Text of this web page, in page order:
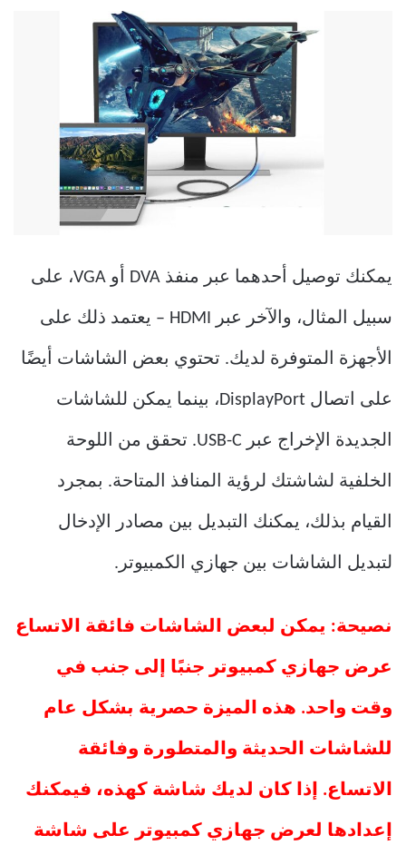
يمكنك توصيل أحدهما عبر منفذ DVA أو VGA، على
سبيل المثال، والآخر عبر HDMI – يعتمد ذلك على
الأجهزة المتوفرة لديك. تحتوي بعض الشاشات أيضًا
على اتصال DisplayPort، بينما يمكن للشاشات
الجديدة الإخراج عبر USB-C. تحقق من اللوحة
الخلفية لشاشتك لرؤية المنافذ المتاحة. بمجرد
القيام بذلك، يمكنك التبديل بين مصادر الإدخال
لتبديل الشاشات بين جهازي الكمبيوتر.
نصيحة: يمكن لبعض الشاشات فائقة الاتساع
عرض جهازي كمبيوتر جنبًا إلى جنب في
وقت واحد. هذه الميزة حصرية بشكل عام
للشاشات الحديثة والمتطورة وفائقة
الاتساع. إذا كان لديك شاشة كهذه، فيمكنك
إعدادها لعرض جهازي كمبيوتر على شاشة